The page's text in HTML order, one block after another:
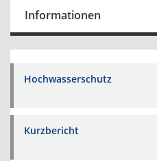
Informationen
Hochwasserschutz
Kurzbericht